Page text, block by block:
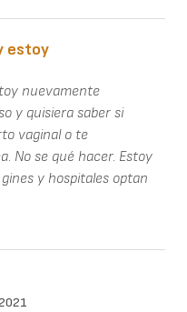
estoy
nuevamente
y quisiera saber si
vaginal o te
No se qué hacer. Estoy
y hospitales optan